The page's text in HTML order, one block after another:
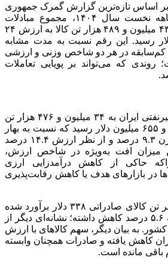
بر اساس تازه‌ترین گزارش گمرک جمهوری
اسلامی ایران، در سه‌ماهه نخست سال ۱۴۰۴، مجموع مبادلات
تجاری غیرنفتی ایران به ۴۳ میلیون و ۴۸۹ هزار تن کالا به ارزش ۲۴
میلیون دلار رسید. این رقم نسبت به مدت مشابه
کم‌سابقه در هر دو شاخص وزنی و ارزشی
که می‌تواند بر پویایی تعاملات
در فصل بهار، صادرات غیرنفتی ایران به ۳۴ میلیون و ۴۷۶ هزار تن
کالا به ارزش ۱۱ میلیارد و ۶۵۵ میلیون دلار رسید که نسبت به بهار
سال گذشته، از لحاظ وزن ۹.۳ درصد و از نظر ارزش ۱۴.۴ درصد
میزان افت به‌ویژه در شاخص ارزش،
حاکی از کاهش درآمدزایی ارزی
در بازارهای هدف یا کاهش رقابت‌پذیری
میانگین ارزش گمرکی هر تن کالای صادراتی ۳۳۸ دلار برآورد شده
که نسبت به سال گذشته ۵.۶ درصد کاهش داشته؛ نشانه‌ای دیگر از
به بیان دیگر، سهم کالاهای با ارزش
کاهش یافته و صادرات همچنان وابسته
باقی مانده است.